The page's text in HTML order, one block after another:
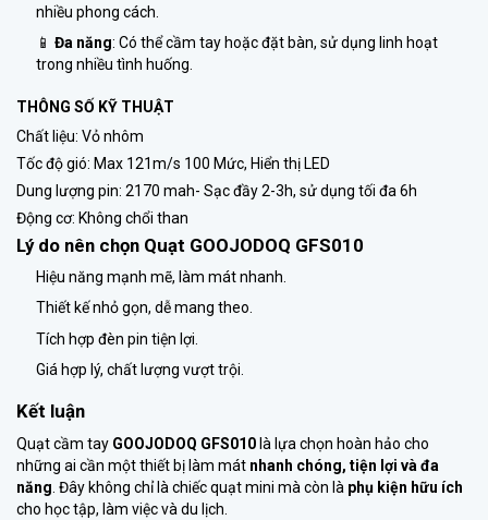
nhiều phong cách.
📱Đa năng: Có thể cầm tay hoặc đặt bàn, sử dụng linh hoạt
trong nhiều tình huống.
THÔNG SỐ KỸ THUẬT
Chất liệu: Vỏ nhôm
Tốc độ gió: Max 121m/s 100 Mức, Hiển thị LED
Dung lượng pin: 2170 mah- Sạc đầy 2-3h, sử dụng tối đa 6h
Động cơ: Không chổi than
Lý do nên chọn Quạt GOOJODOQ GFS010
Hiệu năng mạnh mẽ, làm mát nhanh.
Thiết kế nhỏ gọn, dễ mang theo.
Tích hợp đèn pin tiện lợi.
Giá hợp lý, chất lượng vượt trội.
Kết luận
Quạt cầm tay GOOJODOQ GFS010 là lựa chọn hoàn hảo cho
những ai cần một thiết bị làm mát nhanh chóng, tiện lợi và đa
năng . Đây không chỉ là chiếc quạt mini mà còn là phụ kiện hữu ích
cho học tập, làm việc và du lịch.